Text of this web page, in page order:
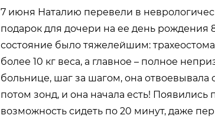
7 июня Наталию перевели в
подарок для дочери на ее день рождения
состояние было тяжелейшим: трахеостома
более 10 кг веса, а главное – полное
больнице, шаг за шагом, она отвоевывала
потом зонд, и она начала есть!
возможность сидеть по 20 минут, даже